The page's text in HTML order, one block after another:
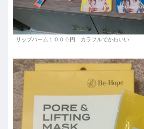
リップバーム１０００円 カラフルでかわいい